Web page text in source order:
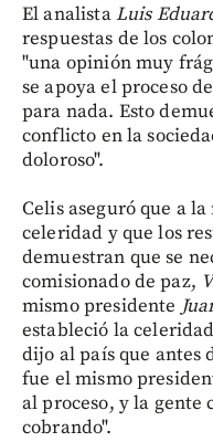
El analistaLuis
respuestas de los
"una opinión muy
se apoya el proceso
para nada. Esto
conflicto en la
doloroso".
Celis aseguró que a
celeridad y que los
demuestran que se
comisionado de paz,
mismo presidente
estableció la
dijo al país que antes
fue el mismo
al proceso, y la gente
cobrando".